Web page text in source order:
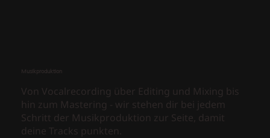
Musikproduktion
Von Vocalrecording über Editing und Mixing bis
hin zum Mastering - wir stehen dir bei jedem
Schritt der Musikproduktion zur Seite, damit
deine Tracks punkten.